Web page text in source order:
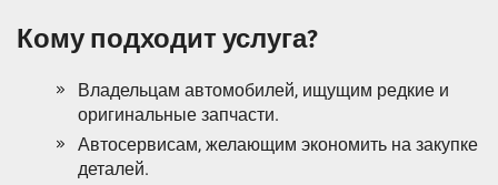
Кому подходит услуга?
Владельцам автомобилей, ищущим редкие и
оригинальные запчасти.
Автосервисам, желающим экономить на закупке
деталей.